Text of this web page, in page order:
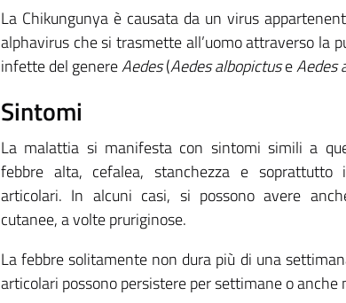
La Chikungunya è causata da un virus
alphavirus che si trasmette all’uomo attraverso la
infette del genereAedes(Aedes albopictuseAedes
Sintomi
La malattia si manifesta con sintomi simili a
febbre alta, cefalea, stanchezza e soprattutto
articolari. In alcuni casi, si possono avere
cutanee, a volte pruriginose.
La febbre solitamente non dura più di una
articolari possono persistere per settimane o anche